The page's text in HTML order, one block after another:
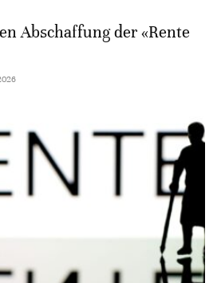
Abschaffung der «Rente